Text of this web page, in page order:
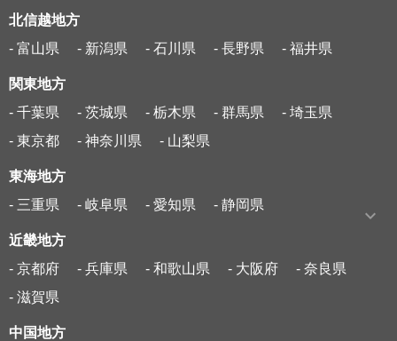
北信越地方
- 富山県
- 新潟県 - 石川県 - 長野県 - 福井県
関東地方
- 千葉県
- 茨城県 - 栃木県 - 群馬県
- 埼玉県
- 東京都
- 神奈川県 - 山梨県
東海地方
- 三重県
- 岐阜県 - 愛知県 - 静岡県
近畿地方
- 京都府
- 兵庫県 - 和歌山県 - 大阪府
- 奈良県
- 滋賀県
中国地方